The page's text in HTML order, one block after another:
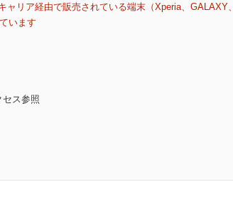
リア経由で販売されている端末（Xperia、GALAXY、
います
ス参照